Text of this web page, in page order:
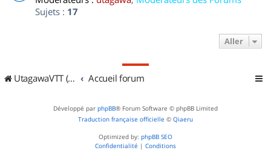
Sujets : 17
Aller
UtagawaVTT (Randos VTT et VTTAE avec traces GPS) Accueil forum
Développé par phpBB® Forum Software © phpBB Limited
Traduction française officielle © Qiaeru
Optimized by: phpBB SEO
Confidentialité | Conditions